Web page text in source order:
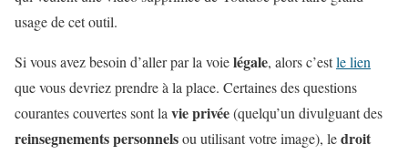
usage de cet outil.
Si vous avez besoin d’aller par la voielégale, alors c’estle lien
que vous devriez prendre à la place. Certaines des questions
courantes couvertes sont la vie privée(quelqu’un divulguant des
reinsegnements personnelsou utilisant votre image), ledroit